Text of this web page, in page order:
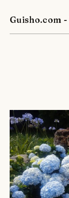
Guisho.com